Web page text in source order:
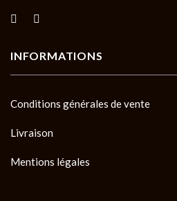
INFORMATIONS
Conditions générales de vente
Livraison
Mentions légales